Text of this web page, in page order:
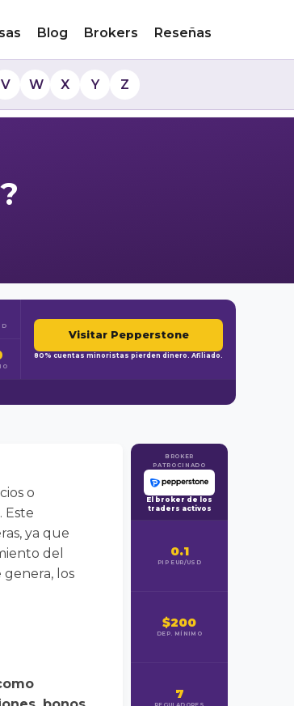
Blog Brokers Reseñas
V W X Y Z
Visitar Pepperstone
80% cuentas minoristas pierden dinero. Afiliado.
o
Este
ya que
del
los
BROKER
PATROCINADO
El broker de los
traders activos
0.1
PIP EUR/USD
$200
DEP. MÍNIMO
7